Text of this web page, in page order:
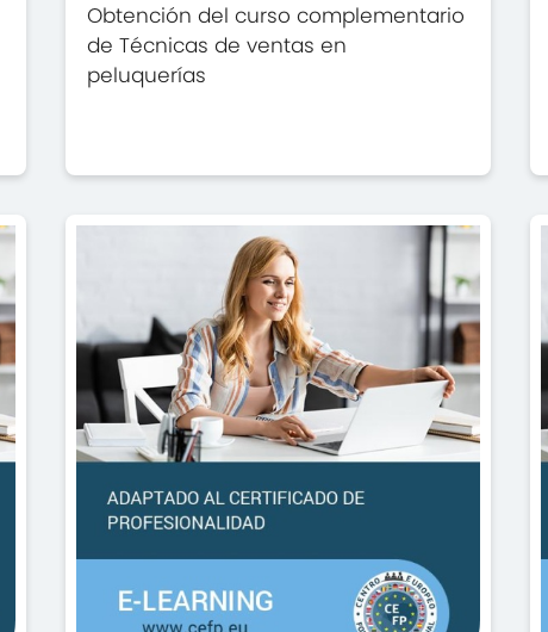
Obtención del curso complementario
de Técnicas de ventas en
peluquerías